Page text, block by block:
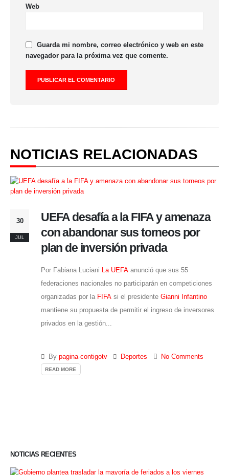
Web
Guarda mi nombre, correo electrónico y web en este
navegador para la próxima vez que comente.
NOTICIAS RELACIONADAS
30
JUL
UEFA desafía a la FIFA y amenaza
con abandonar sus torneos por
plan de inversión privada
Por Fabiana Luciani La UEFA anunció que sus 55
federaciones nacionales no participarán en competiciones
organizadas por la FIFA si el presidente Gianni Infantino
mantiene su propuesta de permitir el ingreso de inversores
privados en la gestión...
By pagina-contigotv Deportes No Comments
READ MORE
NOTICIAS RECIENTES